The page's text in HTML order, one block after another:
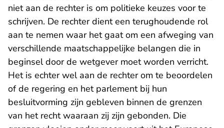
niet aan de rechter is om politieke keuzes voor te
schrijven. De rechter dient een terughoudende rol
aan te nemen waar het gaat om een afweging van
verschillende maatschappelijke belangen die in
beginsel door de wetgever moet worden verricht.
Het is echter wel aan de rechter om te beoordelen
of de regering en het parlement bij hun
besluitvorming zijn gebleven binnen de grenzen
van het recht waaraan zij zijn gebonden. Die